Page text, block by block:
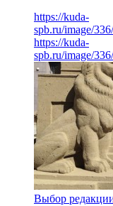
https://kuda-
spb.ru/image/
https://kuda-
spb.ru/image/
Выбор